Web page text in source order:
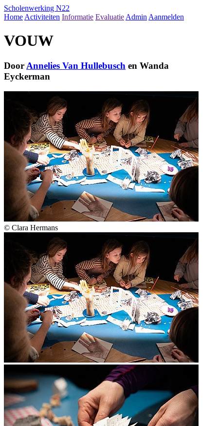
Scholenwerking N22
Home Activiteiten Informatie Evaluatie Admin Aanmelden
VOUW
Door Annelies Van Hullebusch en Wanda
Eyckerman
© Clara Hermans